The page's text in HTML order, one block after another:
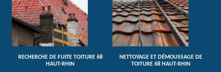
RECHERCHE DE FUITE TOITURE 68
HAUT-RHIN
NETTOYAGE ET DÉMOUSSAGE DE
TOITURE 68 HAUT-RHIN